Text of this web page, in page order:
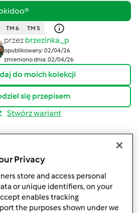
TM 6 TM 5
przez brzezinka_p
opublikowany: 02/04/26
zmieniono dnia: 02/04/26
do moich kolekcji
się przepisem
Stwórz wariant
Składniki
Cytryna"
Privacy
store and access personal
or unique identifiers, on your
enables tracking
the purposes shown under we